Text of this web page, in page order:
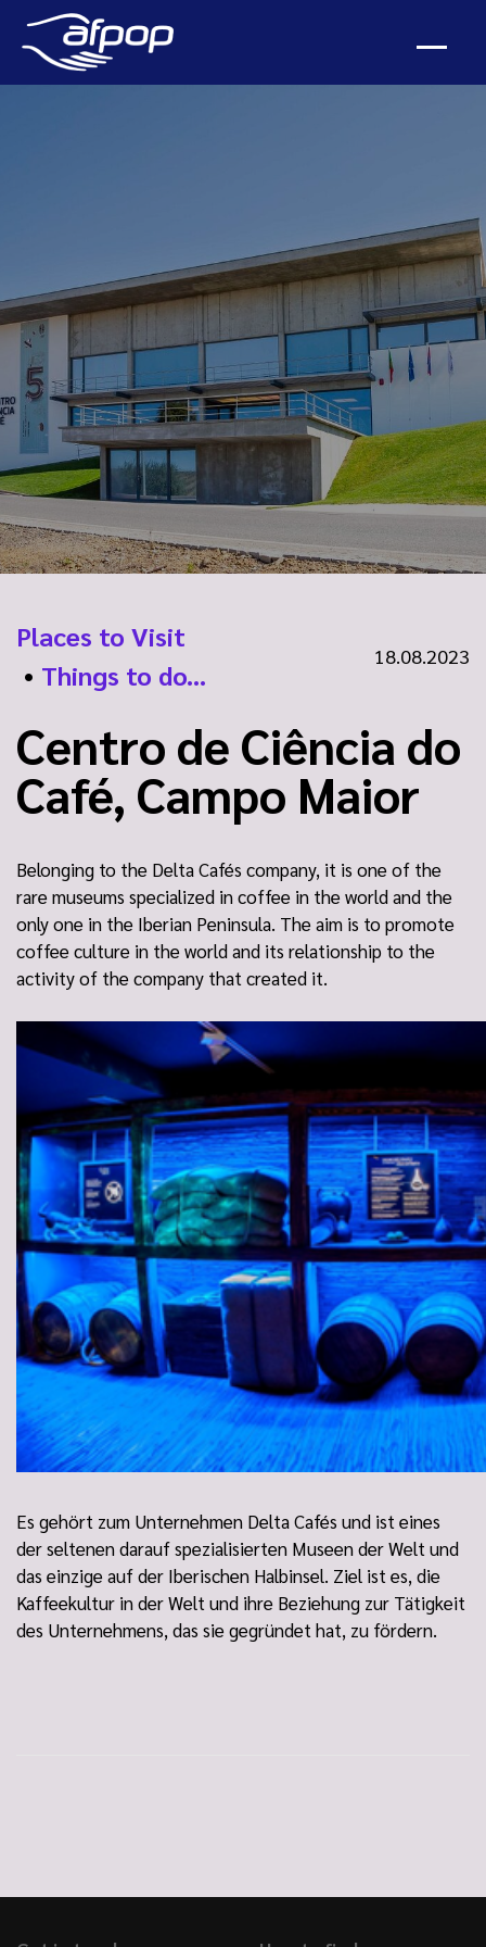
Places to Visit
• Things to do...
18.08.2023
Centro de Ciência do
Café, Campo Maior
Belonging to the Delta Cafés company, it is one of the
rare museums specialized in coffee in the world and the
only one in the Iberian Peninsula. The aim is to promote
coffee culture in the world and its relationship to the
activity of the company that created it.
Es gehört zum Unternehmen Delta Cafés und ist eines
der seltenen darauf spezialisierten Museen der Welt und
das einzige auf der Iberischen Halbinsel. Ziel ist es, die
Kaffeekultur in der Welt und ihre Beziehung zur Tätigkeit
des Unternehmens, das sie gegründet hat, zu fördern.